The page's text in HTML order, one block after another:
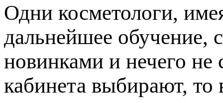
Одни косметологи,
дальнейшее обучение,
новинками и нечего
кабинета выбирают, то